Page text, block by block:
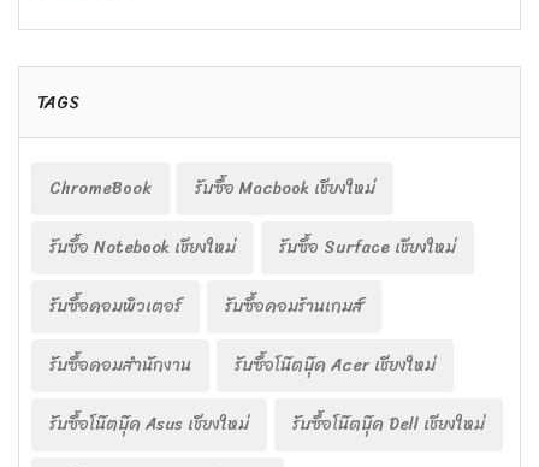
TAGS
ChromeBook
รับซื้อ Macbook เชียงใหม่
รับซื้อ Notebook เชียงใหม่
รับซื้อ Surface เชียงใหม่
รับซื้อคอมพิวเตอร์
รับซื้อคอมร้านเกมส์
รับซื้อคอมสำนักงาน
รับซื้อโน๊ตบุ๊ค Acer เชียงใหม่
รับซื้อโน๊ตบุ๊ค Asus เชียงใหม่
รับซื้อโน๊ตบุ๊ค Dell เชียงใหม่